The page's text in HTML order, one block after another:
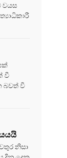
වයස
වී
බවත් වී
නිසා